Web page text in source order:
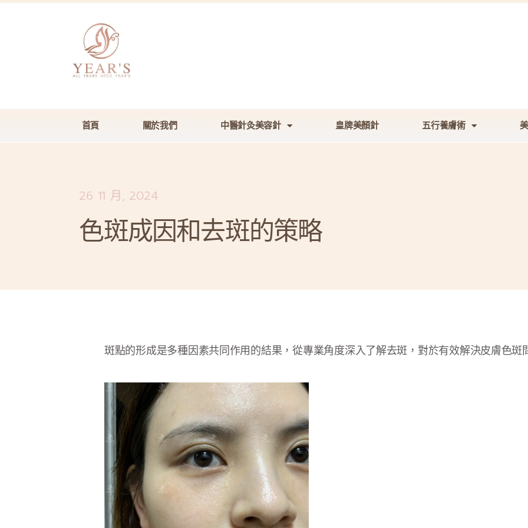
首頁 關於我們 中醫針灸美容針 皇牌美顏針 五行養膚術
26 11 月, 2024
色斑成因和去斑的策略
斑點的形成是多種因素共同作用的結果，從專業角度深入了解去斑，對於有效解決皮膚色斑